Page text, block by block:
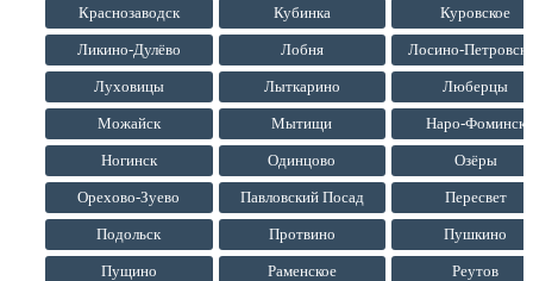
Краснозаводск Кубинка Куровское
Ликино-Дулёво Лобня Лосино-
Луховицы Лыткарино Люберцы
Можайск Мытищи Наро-Фоминск
Ногинск Одинцово Озёры
Орехово-Зуево Павловский Посад Пересвет
Подольск Протвино Пушкино
Пущино Раменское Реутов